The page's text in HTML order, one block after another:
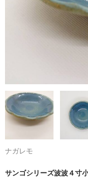
ナガレモ
サンゴシリーズ波波４寸